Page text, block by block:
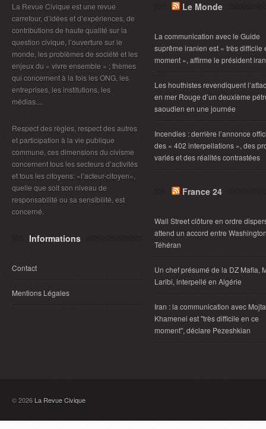
La Revue Civique est une revue
carrefour, d’idées et d’expériences, de
contributions de haute qualité sur la
question civique, l’ouverture sur le
monde, les problèmes de société et les
enjeux du « vivre ensemble » ; thèmes
qui concernent à la fois les ONG, les
entreprises, les institutions, les
médias....
Respect des règles, respect des autres
et participation à la vie publique
commune, ces dimensions du civisme
concernent tous les secteurs d’activités
et tous les citoyens: «l’acteur-citoyen»,
quelle que soit son niveau de
responsabilité ou sa sensibilité, est
concerné.
Informations
Contact
Mentions Légales
Le Monde
La communication avec le Guide
suprême iranien est « très difficile
moment », affirme le président
Les houthistes revendiquent
en mer Rouge d’un deuxième
saoudien en une journée
Incendies : derrière l’annonce
des « 402 interpellations », des
variés et des réalités contrastées
France 24
Wall Street clôture en ordre
attend un accord entre
Téhéran
Un chef présumé de la DZ Mafia,
Laribi, interpellé en Algérie
Iran : la communication avec
Khamenei est "très difficile en ce
moment", déclare Pezeshkian
© 2026 La Revue Civique